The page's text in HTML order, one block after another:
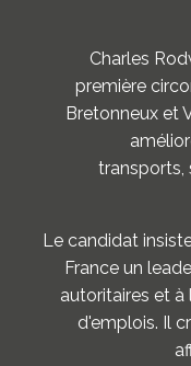
Charles
première
Bretonneux et
transports,
Le candidat
France un
autoritaires et
d'emplois. Il